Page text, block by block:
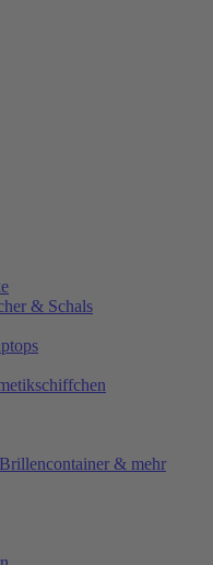
& Schals
& mehr